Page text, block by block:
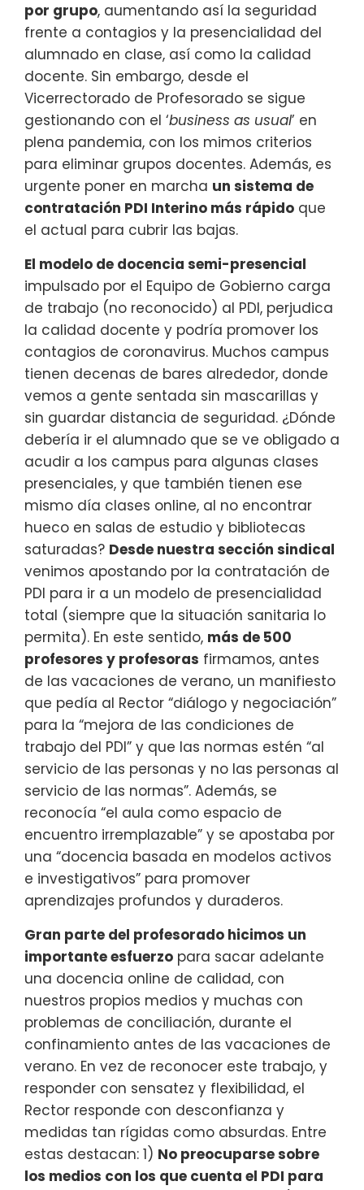
por grupo, aumentando así la seguridad
frente a contagios y la presencialidad del
alumnado en clase, así como la calidad
docente. Sin embargo, desde el
Vicerrectorado de Profesorado se sigue
gestionando con el ‘business as usual’ en
plena pandemia, con los mimos criterios
para eliminar grupos docentes. Además, es
urgente poner en marcha un sistema de
contratación PDI Interino más rápido que
el actual para cubrir las bajas.
El modelo de docencia semi-presencial
impulsado por el Equipo de Gobierno carga
de trabajo (no reconocido) al PDI, perjudica
la calidad docente y podría promover los
contagios de coronavirus. Muchos campus
tienen decenas de bares alrededor, donde
vemos a gente sentada sin mascarillas y
sin guardar distancia de seguridad. ¿Dónde
debería ir el alumnado que se ve obligado a
acudir a los campus para algunas clases
presenciales, y que también tienen ese
mismo día clases online, al no encontrar
hueco en salas de estudio y bibliotecas
saturadas? Desde nuestra sección sindical
venimos apostando por la contratación de
PDI para ir a un modelo de presencialidad
total (siempre que la situación sanitaria lo
permita). En este sentido, más de 500
profesores y profesoras firmamos, antes
de las vacaciones de verano, un manifiesto
que pedía al Rector “diálogo y negociación”
para la “mejora de las condiciones de
trabajo del PDI” y que las normas estén “al
servicio de las personas y no las personas al
servicio de las normas”. Además, se
reconocía “el aula como espacio de
encuentro irremplazable” y se apostaba por
una “docencia basada en modelos activos
e investigativos” para promover
aprendizajes profundos y duraderos.
Gran parte del profesorado hicimos un
importante esfuerzo para sacar adelante
una docencia online de calidad, con
nuestros propios medios y muchas con
problemas de conciliación, durante el
confinamiento antes de las vacaciones de
verano. En vez de reconocer este trabajo, y
responder con sensatez y flexibilidad, el
Rector responde con desconfianza y
medidas tan rígidas como absurdas. Entre
estas destacan: 1) No preocuparse sobre
los medios con los que cuenta el PDI para